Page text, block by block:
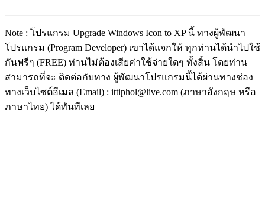
Note : โปรแกรม Upgrade Windows Icon to XP นี้ ทางผู้พัฒนา
โปรแกรม (Program Developer) เขาได้แจกให้ ทุกท่านได้นำไปใช้
กันฟรีๆ (FREE) ท่านไม่ต้องเสียค่าใช้จ่ายใดๆ ทั้งสิ้น โดยท่าน
สามารถที่จะ ติดต่อกับทาง ผู้พัฒนาโปรแกรมนี้ได้ผ่านทางช่อง
ทางเว็บไซต์อีเมล (Email) : ittiphol@live.com (ภาษาอังกฤษ หรือ
ภาษาไทย) ได้ทันทีเลย